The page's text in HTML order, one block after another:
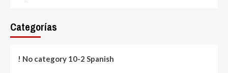
Categorías
! No category 10-2 Spanish